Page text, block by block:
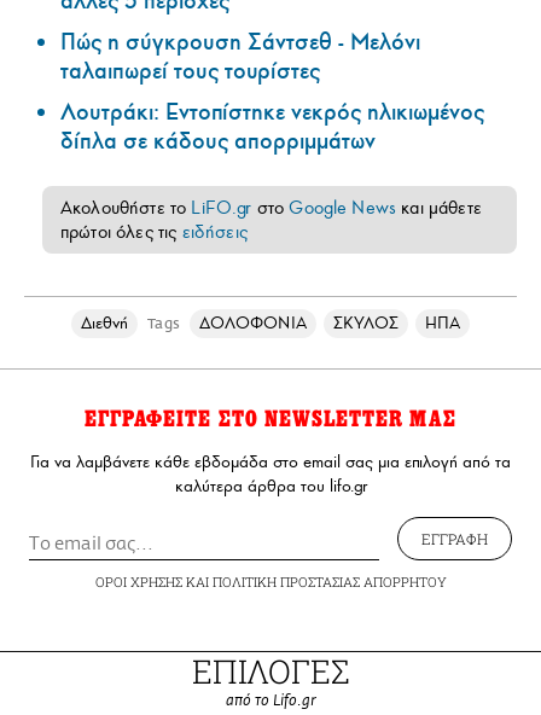
Πώς η σύγκρουση Σάντσεθ - Μελόνι
ταλαιπωρεί τους τουρίστες
Λουτράκι: Εντοπίστηκε νεκρός ηλικιωμένος
δίπλα σε κάδους απορριμμάτων
Ακολουθήστε το LiFO.gr στοGoogle News και μάθετε
πρώτοι όλες τις ειδήσεις
Διεθνή Tags ΔΟΛΟΦΟΝΙΑ ΣΚΥΛΟΣ ΗΠΑ
ΕΓΓΡΑΦΕΙΤΕ ΣΤΟ NEWSLETTER ΜΑΣ
Για να λαμβάνετε κάθε εβδομάδα στο email σας μια επιλογή από τα
καλύτερα άρθρα του lifo.gr
ΕΓΓΡΑΦΗ
ΟΡΟΙ ΧΡΗΣΗΣΚΑΙ ΠΟΛΙΤΙΚΗ ΠΡΟΣΤΑΣΙΑΣ ΑΠΟΡΡΗΤΟΥ
ΕΠΙΛΟΓΕΣ
από το Lifo.gr